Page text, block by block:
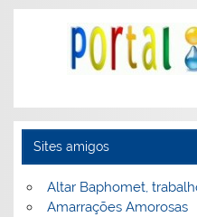
Sites amigos
Altar Baphomet,
Amarrações Amorosas